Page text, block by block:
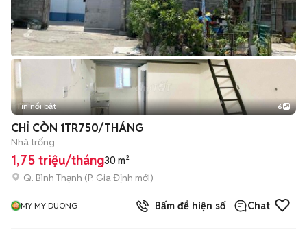
+2
Tin nổi bật 6
CHỈ CÒN 1TR750/THÁNG
Nhà trống
1,75 triệu/tháng30 m²
Q. Bình Thạnh (P. Gia Định mới)
MY MY DUONG Bấm để hiện số Chat